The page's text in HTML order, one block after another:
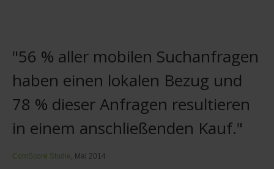
"56 % aller mobilen Suchanfragen
haben einen lokalen Bezug und
78 % dieser Anfragen resultieren
in einem anschließenden Kauf."
ComScore Studie, Mai 2014